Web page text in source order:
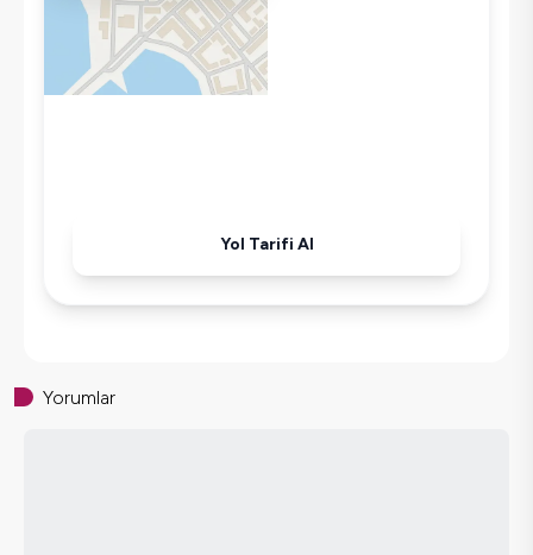
Tost Makinesi
Kettle
Ütü
Yol Tarifi Al
Yorumlar